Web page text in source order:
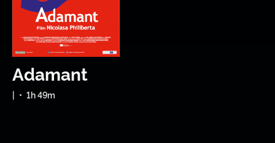
Adamant
| • 1h 49m